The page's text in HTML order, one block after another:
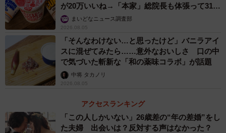
が20万いいね→「本家」総院長も体張って31万
いいねまいどなニュース調査部
2026.08.05
「そんなわけない…と思ったけど」バニラアイ
スに混ぜてみたら……意外なおいしさ 口の中
で気づいた斬新な「和の薬味コラボ」が話題
中将 タカノリ
2026.08.05
アクセスランキング
「この人しかいない」26歳差の“年の差婚”をし
た夫婦 出会いは？反対する声はなかった？